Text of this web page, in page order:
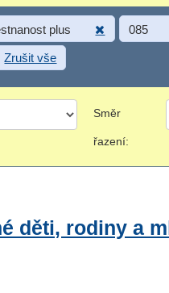
plus 085
Zrušit vše
Směr
řazení:
děti, rodiny a